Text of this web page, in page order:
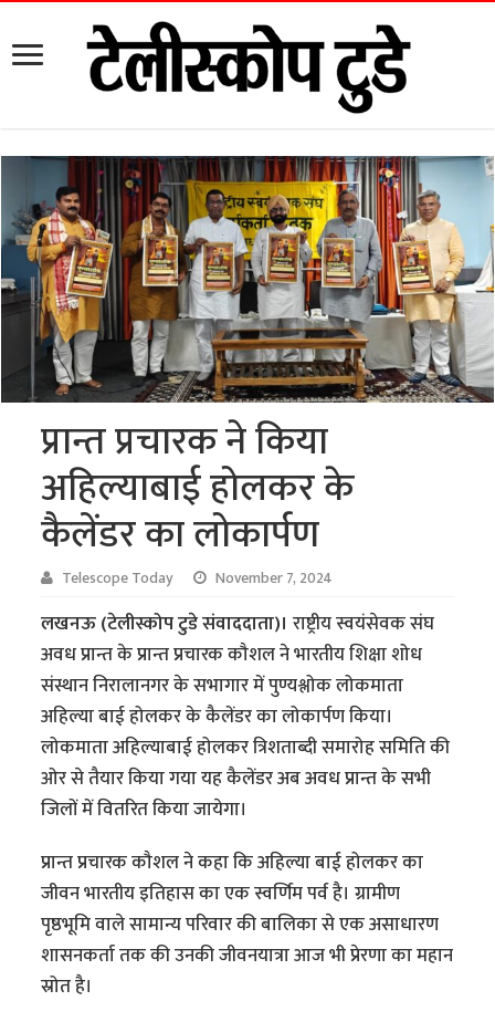
प्रान्त प्रचारक ने किया
अहिल्याबाई होलकर के
कैलेंडर का लोकार्पण
Telescope Today November 7, 2024
लखनऊ (टेलीस्कोप टुडे संवाददाता)।राष्ट्रीय स्वयंसेवक संघ
अवध प्रान्त के प्रान्त प्रचारक कौशल ने भारतीय शिक्षा शोध
संस्थान निरालानगर के सभागार में पुण्यश्लोक लोकमाता
अहिल्या बाई होलकर के कैलेंडर का लोकार्पण किया।
लोकमाता अहिल्याबाई होलकर त्रिशताब्दी समारोह समिति की
ओर से तैयार किया गया यह कैलेंडर अब अवध प्रान्त के सभी
जिलों में वितरित किया जायेगा।
प्रान्त प्रचारक कौशल ने कहा कि अहिल्या बाई होलकर का
जीवन भारतीय इतिहास का एक स्वर्णिम पर्व है। ग्रामीण
पृष्ठभूमि वाले सामान्य परिवार की बालिका से एक असाधारण
शासनकर्ता तक की उनकी जीवनयात्रा आज भी प्रेरणा का महान
स्रोत है।